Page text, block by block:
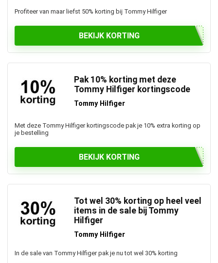
Profiteer van maar liefst 50% korting bij Tommy Hilfiger
BEKIJK KORTING
Pak 10% korting met deze
Tommy Hilfiger kortingscode
Tommy Hilfiger
Met deze Tommy Hilfiger kortingscode pak je 10% extra korting op
je bestelling
BEKIJK KORTING
Tot wel 30% korting op heel veel
items in de sale bij Tommy
Hilfiger
Tommy Hilfiger
In de sale van Tommy Hilfiger pak je nu tot wel 30% korting